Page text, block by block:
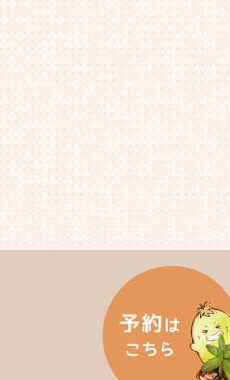
2025年5月
2025年3月
2024年10月
(4)
2024年4月
(4)
(5)
2024年2月(5)
2024年1月(3)
2023年12月(4)
2023年11月(4)